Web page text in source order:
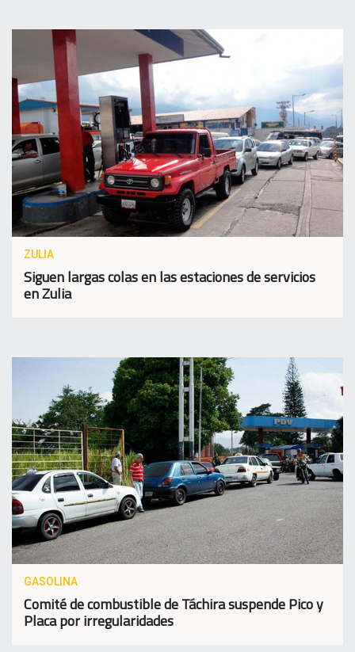
ZULIA
Siguen largas colas en las estaciones de servicios
en Zulia
GASOLINA
Comité de combustible de Táchira suspende Pico y
Placa por irregularidades